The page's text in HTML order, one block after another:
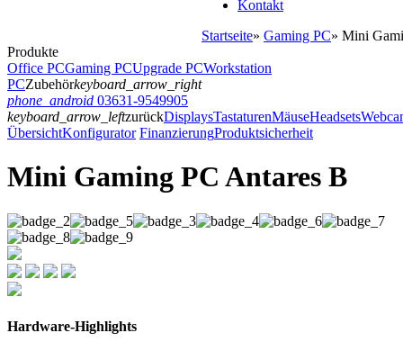
Kontakt
Startseite» Gaming PC» Mini
Produkte
Office PCGaming PCUpgrade PCWorkstation
PCZubehörkeyboard_arrow_right
phone_android 03631-9549905
keyboard_arrow_leftzurückDisplaysTastaturenMäuseHeadsets
ÜbersichtKonfigurator FinanzierungProduktsicherheit
Mini Gaming PC Antares B
Hardware-Highlights